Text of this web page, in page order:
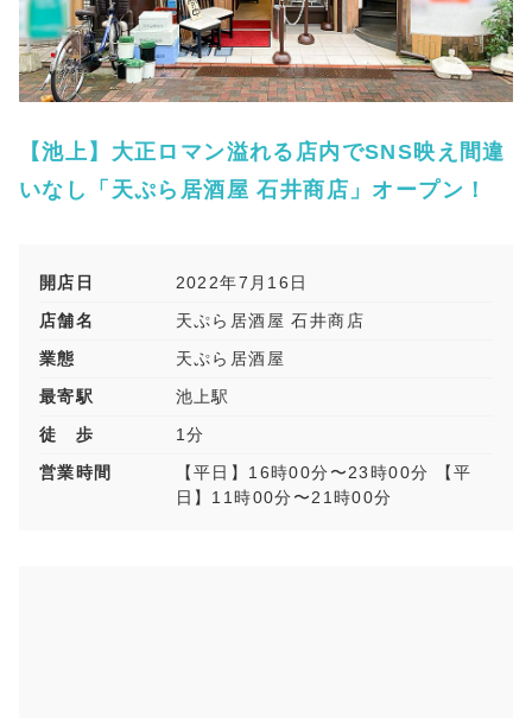
【池上】大正ロマン溢れる店内でSNS映え間違
いなし「天ぷら居酒屋 石井商店」オープン！
開店日
2022年7月16日
店舗名
天ぷら居酒屋 石井商店
業態
天ぷら居酒屋
最寄駅
池上駅
徒 歩
1分
営業時間
【平日】16時00分〜23時00分 【平
日】11時00分〜21時00分